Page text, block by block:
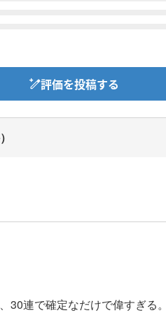
評価を投稿する
30連で確定なだけで偉すぎる